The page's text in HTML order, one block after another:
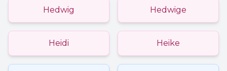
Hedwig Hedwige
Heidi Heike